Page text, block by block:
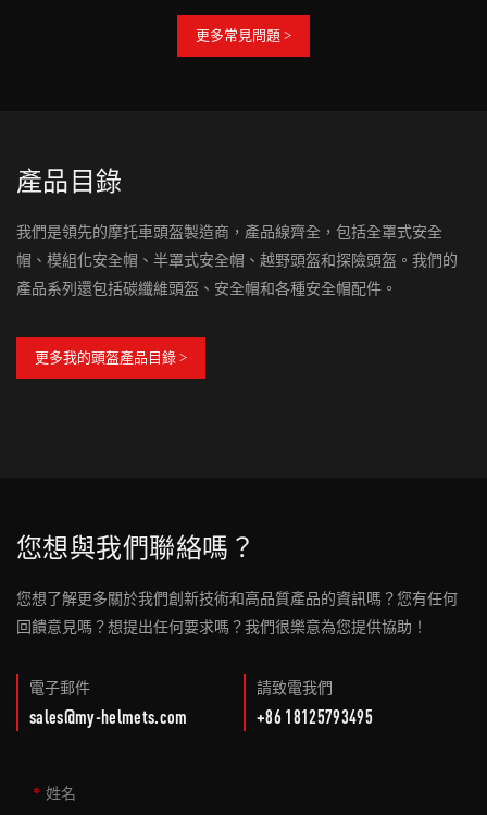
更多常見問題 >
產品目錄
我們是領先的摩托車頭盔製造商，產品線齊全，包括全罩式安全
帽、模組化安全帽、半罩式安全帽、越野頭盔和探險頭盔。我們的
產品系列還包括碳纖維頭盔、安全帽和各種安全帽配件。
更多我的頭盔產品目錄 >
您想與我們聯絡嗎？
您想了解更多關於我們創新技術和高品質產品的資訊嗎？您有任何
回饋意見嗎？想提出任何要求嗎？我們很樂意為您提供協助！
電子郵件
sales@my-helmets.com
請致電我們
+86 18125793495
姓名